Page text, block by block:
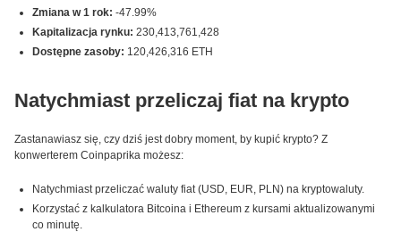
Zmiana w 1 rok: -47.99%
Kapitalizacja rynku: 230,413,761,428
Dostępne zasoby: 120,426,316 ETH
Natychmiast przeliczaj fiat na krypto
Zastanawiasz się, czy dziś jest dobry moment, by kupić krypto? Z
konwerterem Coinpaprika możesz:
Natychmiast przeliczać waluty fiat (USD, EUR, PLN) na kryptowaluty.
Korzystać z kalkulatora Bitcoina i Ethereum z kursami aktualizowanymi
co minutę.